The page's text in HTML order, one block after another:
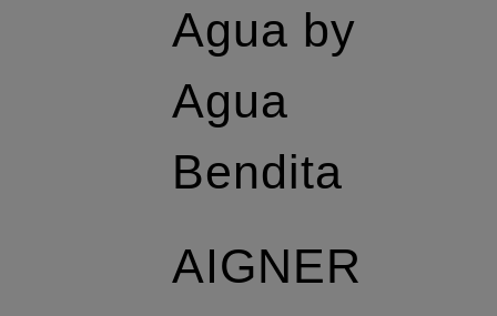
Agua by
Agua
Bendita
AIGNER